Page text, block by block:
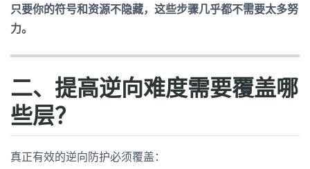
只要你的符号和资源不隐藏，这些步骤几乎都不需要太多努
力。
二、提高逆向难度需要覆盖哪
些层？
真正有效的逆向防护必须覆盖：